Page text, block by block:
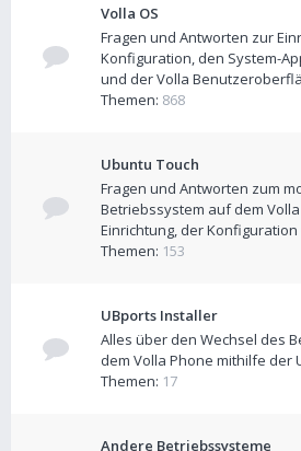
Volla OS
Fragen und Antworten zur
Konfiguration, den System-
und der Volla
Themen: 868
Ubuntu Touch
Fragen und Antworten zum
Betriebssystem auf dem
Einrichtung, der
Themen: 153
UBports Installer
Alles über den Wechsel des
dem Volla Phone mithilfe der
Themen: 17
Andere Betriebssysteme